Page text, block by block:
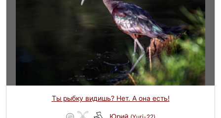
Ты рыбку видишь? Нет. А она есть!
Юрий